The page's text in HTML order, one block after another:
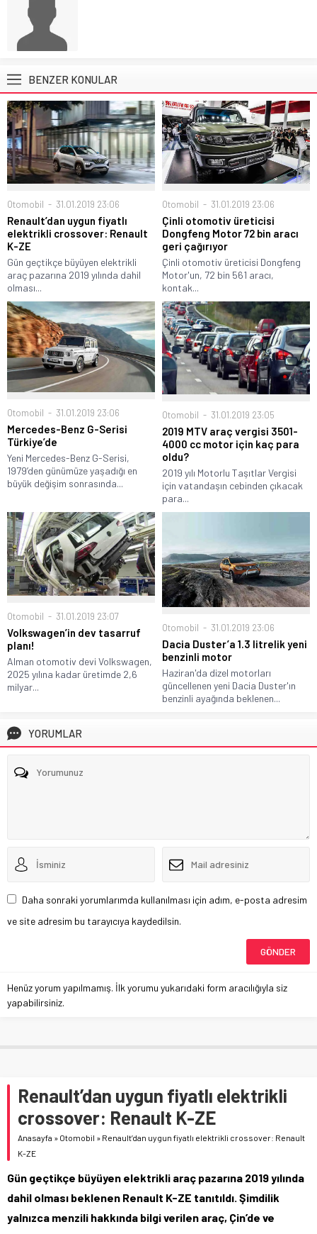
BENZER KONULAR
Otomobil 31.01.2019 23:06
Renault’dan uygun fiyatlı
elektrikli crossover: Renault
K-ZE
Gün geçtikçe büyüyen elektrikli
araç pazarına 2019 yılında dahil
olması...
Otomobil 31.01.2019 23:06
Çinli otomotiv üreticisi
Dongfeng Motor 72 bin aracı
geri çağırıyor
Çinli otomotiv üreticisi Dongfeng
Motor'un, 72 bin 561 aracı,
kontak...
Otomobil 31.01.2019 23:06
Mercedes-Benz G-Serisi
Türkiye’de
Yeni Mercedes-Benz G-Serisi,
1979’den günümüze yaşadığı en
büyük değişim sonrasında...
Otomobil 31.01.2019 23:05
2019 MTV araç vergisi 3501-
4000 cc motor için kaç para
oldu?
2019 yılı Motorlu Taşıtlar Vergisi
için vatandaşın cebinden çıkacak
para...
Otomobil 31.01.2019 23:07
Volkswagen’in dev tasarruf
planı!
Alman otomotiv devi Volkswagen,
2025 yılına kadar üretimde 2,6
milyar...
Otomobil 31.01.2019 23:06
Dacia Duster’a 1.3 litrelik yeni
benzinli motor
Haziran'da dizel motorları
güncellenen yeni Dacia Duster'ın
benzinli ayağında beklenen...
YORUMLAR
Daha sonraki yorumlarımda kullanılması için adım, e-posta adresim
ve site adresim bu tarayıcıya kaydedilsin.
Henüz yorum yapılmamış. İlk yorumu yukarıdaki form aracılığıyla siz
yapabilirsiniz.
Renault’dan uygun fiyatlı elektrikli
crossover: Renault K-ZE
Anasayfa » Otomobil » Renault’dan uygun fiyatlı elektrikli crossover: Renault
K-ZE
Gün geçtikçe büyüyen elektrikli araç pazarına 2019 yılında
dahil olması beklenen Renault K-ZE tanıtıldı. Şimdilik
yalnızca menzili hakkında bilgi verilen araç, Çin’de ve